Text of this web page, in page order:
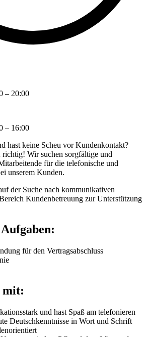
– 20:00
– 16:00
hast keine Scheu vor Kundenkontakt?
Wir suchen sorgfältige und
für die telefonische und
unserem Kunden.
der Suche nach kommunikativen
Kundenbetreuung zur Unterstützung
für den Vertragsabschluss
mit:
und hast Spaß am telefonieren
Deutschkenntnisse in Wort und Schrift